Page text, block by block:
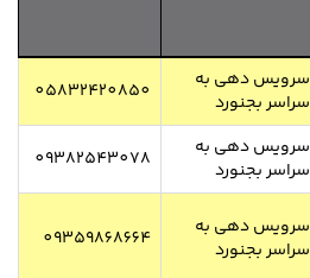
سرویس دهی به
سراسر بجنورد
05832420850
سرویس دهی به
سراسر بجنورد
09382543078
سرویس دهی به
سراسر بجنورد
09359868664